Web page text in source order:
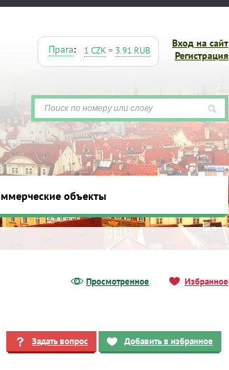
Вход на сайт
Регистрация
Прага: 1 CZK= 3.91 RUB
объекты
объекты
Просмотренное Избранное
Задать вопрос Добавить в избранное